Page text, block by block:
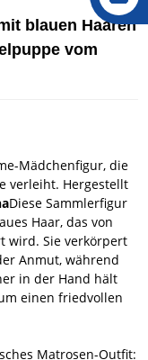
blauen Haaren
vom
Mädchenfigur, die
verleiht. Hergestellt
Diese Sammlerfigur
Haar, das von
wird. Sie verkörpert
Anmut, während
in der Hand hält
einen friedvollen
Matrosen-Outfit: